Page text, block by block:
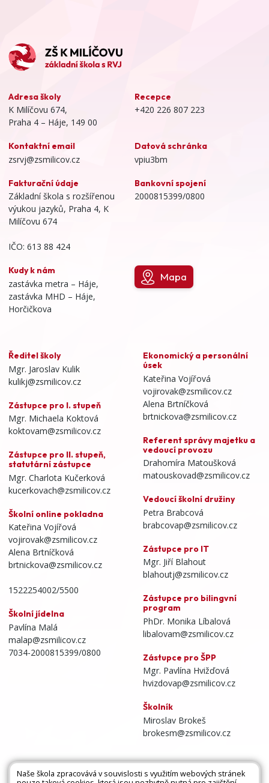
Adresa školy
K Milíčovu 674,
Praha 4 – Háje, 149 00
Recepce
+420 226 807 223
Kontaktní email
zsrvj@zsmilicov.cz
Datová schránka
vpiu3bm
Fakturační údaje
Základní škola s rozšířenou
výukou jazyků, Praha 4, K
Milíčovu 674
IČO: 613 88 424
Bankovní spojení
2000815399/0800
Kudy k nám
zastávka metra – Háje,
zastávka MHD – Háje,
Horčičkova
Mapa
Ředitel školy
Mgr. Jaroslav Kulik
kulikj@zsmilicov.cz
Zástupce pro I. stupeň
Mgr. Michaela Koktová
koktovam@zsmilicov.cz
Zástupce pro II. stupeň,
statutární zástupce
Mgr. Charlota Kučerková
kucerkovach@zsmilicov.cz
Školní online pokladna
Kateřina Vojířová
vojirovak@zsmilicov.cz
Alena Brtníčková
brtnickova@zsmilicov.cz
1522254002/5500
Školní jídelna
Pavlína Malá
malap@zsmilicov.cz
7034-2000815399/0800
Ekonomický a personální
úsek
Kateřina Vojířová
vojirovak@zsmilicov.cz
Alena Brtníčková
brtnickova@zsmilicov.cz
Referent správy majetku a
vedoucí provozu
Drahomíra Matoušková
matouskovad@zsmilicov.cz
Vedoucí školní družiny
Petra Brabcová
brabcovap@zsmilicov.cz
Zástupce pro IT
Mgr. Jiří Blahout
blahoutj@zsmilicov.cz
Zástupce pro bilingvní
program
PhDr. Monika Líbalová
libalovam@zsmilicov.cz
Zástupce pro ŠPP
Mgr. Pavlína Hvižďová
hvizdovap@zsmilicov.cz
Školník
Miroslav Brokeš
brokesm@zsmilicov.cz
Naše škola zpracovává v souvislosti s využitím webových stránek